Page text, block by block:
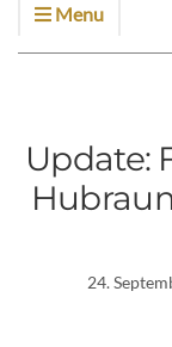
Menu
Update:
24.